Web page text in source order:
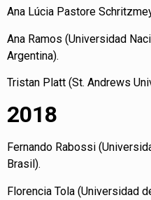
Ana Lúcia Pastore
Ana Ramos (Universidad
Argentina).
Tristan Platt (St. Andrews
2018
Fernando Rabossi
Brasil).
Florencia Tola (Universidad